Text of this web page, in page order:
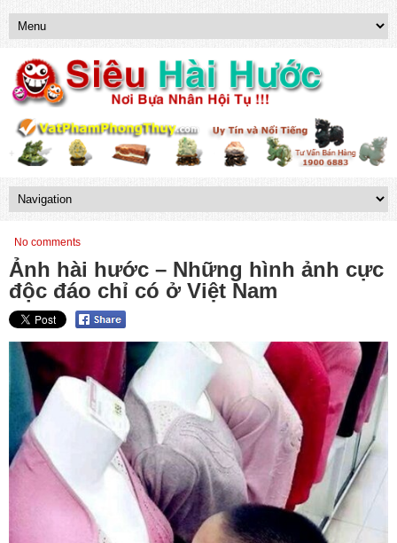
No comments
Ảnh hài hước – Những hình ảnh cực
độc đáo chỉ có ở Việt Nam